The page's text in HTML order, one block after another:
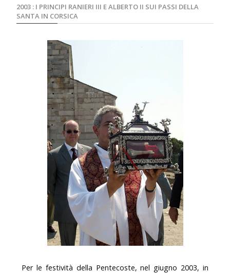
2003 : I PRINCIPI RANIERI III E ALBERTO II SUI PASSI DELLA
SANTA IN CORSICA
Per le festività della Pentecoste, nel giugno 2003, in